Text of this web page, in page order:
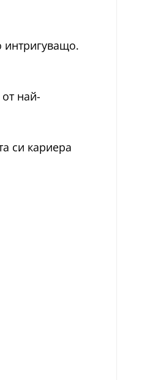
интригуващо.
най-
си кариера